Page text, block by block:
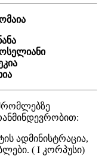
ადმინისტრაცია,
( I კორპუსი)